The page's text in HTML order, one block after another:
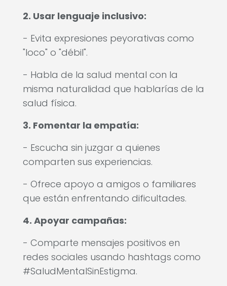
2. Usar lenguaje inclusivo:
- Evita expresiones peyorativas como
"loco" o "débil".
- Habla de la salud mental con la
misma naturalidad que hablarías de la
salud física.
3. Fomentar la empatía:
- Escucha sin juzgar a quienes
comparten sus experiencias.
- Ofrece apoyo a amigos o familiares
que están enfrentando dificultades.
4. Apoyar campañas:
- Comparte mensajes positivos en
redes sociales usando hashtags como
#SaludMentalSinEstigma.